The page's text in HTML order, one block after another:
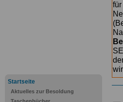
Startseite
Aktuelles zur Besoldung